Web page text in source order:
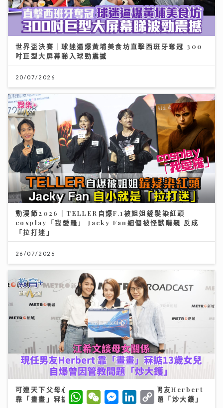
世界盃決賽｜球迷逼爆黃埔美食坊直擊西班牙奪冠 300
吋巨型大屏幕睇入球勁震撼
20/07/2026
動漫節2026｜TELLER自爆F.1被姐姐鏟髮染紅頭
cosplay「我愛羅」 Jacky Fan細個被怪獸嚇親 反成
「拉打迷」
26/07/2026
可連天下父母心｜江希文談母女關係 現任男友Herbert
靠「畫畫」冧掂13歲女兒 自爆曾因管教問題「炒大鑊」
W
h
W
e
M
e
L
C
o